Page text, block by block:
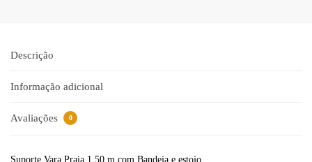
Descrição
Informação adicional
Avaliações 0
Suporte Vara Praia 1.50 m com Bandeja e estojo